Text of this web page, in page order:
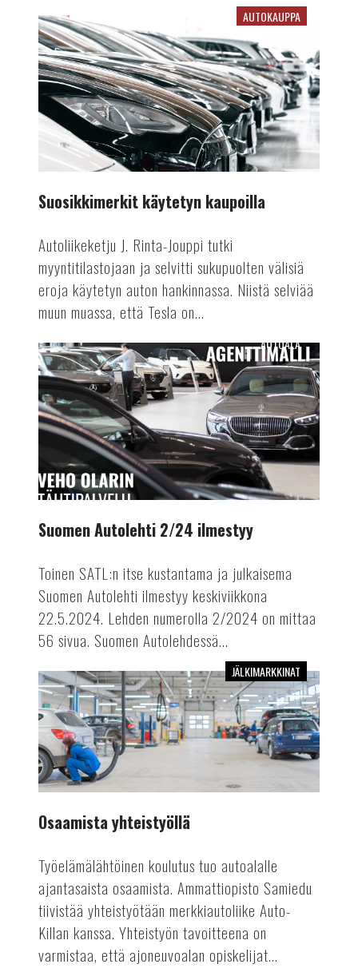
Suosikkimerkit
käytetyn
kaupoilla
AUTOKAUPPA
Suosikkimerkit käytetyn kaupoilla
Autoliikeketju J. Rinta-Jouppi tutki
myyntitilastojaan ja selvitti sukupuolten välisiä
eroja käytetyn auton hankinnassa. Niistä selviää
muun muassa, että Tesla on...
Suomen
Autolehti
2/24
ilmestyy
AUTOALA
Suomen Autolehti 2/24 ilmestyy
Toinen SATL:n itse kustantama ja julkaisema
Suomen Autolehti ilmestyy keskiviikkona
22.5.2024. Lehden numerolla 2/2024 on mittaa
56 sivua. Suomen Autolehdessä...
Osaamista
yhteistyöllä
JÄLKIMARKKINAT
Osaamista yhteistyöllä
Työelämälähtöinen koulutus tuo autoalalle
ajantasaista osaamista. Ammattiopisto Samiedu
tiivistää yhteistyötään merkkiautoliike Auto-
Killan kanssa. Yhteistyön tavoitteena on
varmistaa, että ajoneuvoalan opiskelijat...